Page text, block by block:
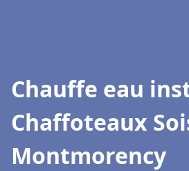
Chauffe eau
Chaffoteaux
Montmorency